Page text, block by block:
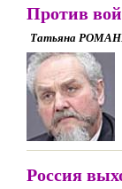
Против
Татьяна
Россия